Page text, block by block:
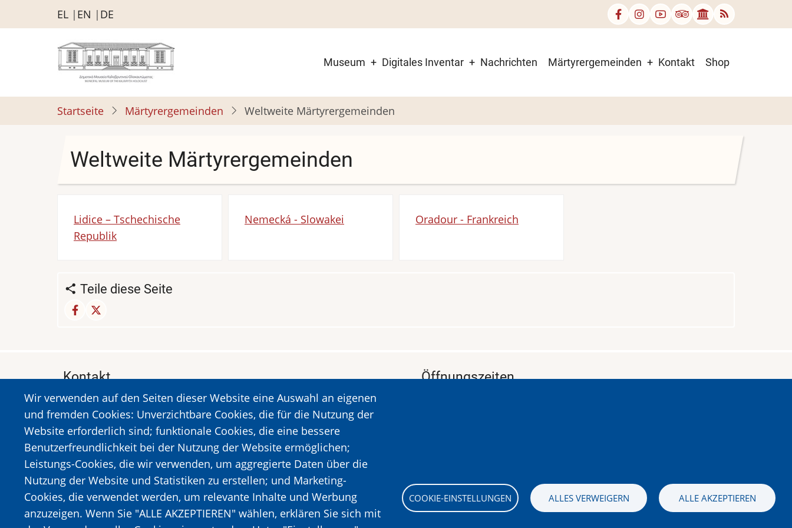
zum
EL EN DE
Museum Digitales Inventar Nachrichten Märtyrergemeinden Kontakt Shop
Startseite Märtyrergemeinden Weltweite Märtyrergemeinden
Weltweite Märtyrergemeinden
Lidice – Tschechische
Republik
Nemecká - Slowakei Oradour - Frankreich
Teile diese Seite
Wir verwenden auf den Seiten dieser Website eine Auswahl an eigenen
und fremden Cookies: Unverzichtbare Cookies, die für die Nutzung der
Website erforderlich sind; funktionale Cookies, die eine bessere
Benutzerfreundlichkeit bei der Nutzung der Website ermöglichen;
Leistungs-Cookies, die wir verwenden, um aggregierte Daten über die
Nutzung der Website und Statistiken zu erstellen; und Marketing-
Cookies, die verwendet werden, um relevante Inhalte und Werbung
anzuzeigen. Wenn Sie "ALLE AKZEPTIEREN" wählen, erklären Sie sich mit
COOKIE-EINSTELLUNGEN ALLES VERWEIGERN ALLE AKZEPTIEREN
Kontakt
MUSEUM DES HOLOCAUSTS DER STADT KALAVRYTA
A. Sigros 1-5, Kalavrita, PLZ 25001
Tel:+302692023646,+302692360220
https://www.dmko.gr || info@dmko.gr
Öffnungszeiten
Bild Bild Bild Bild